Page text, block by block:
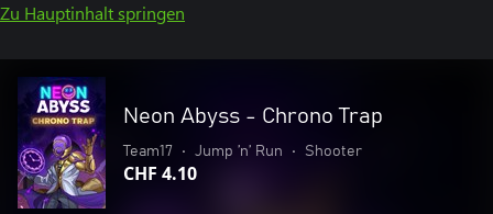
Zu Hauptinhalt springen
Neon Abyss - Chrono Trap
Team17 • Jump ’n’ Run • Shooter
CHF 4.10